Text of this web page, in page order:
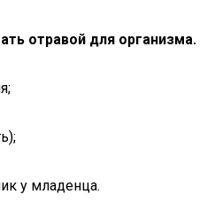
отравой для организма.
у младенца.